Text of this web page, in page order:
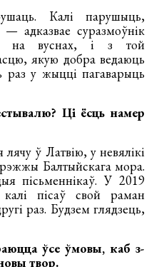
Калі парушыць,
адказвае суразмоўнік
на вуснах, і з той
якую добра ведаюць
раз у жыцці пагаварыць
Ці ёсць намер
ў Латвію, у невялікі
Балтыйскага мора.
пісьменнікаў. У 2019
пісаў свой раман
раз. Будзем глядзець,
ўсе ўмовы, каб з-
твор.